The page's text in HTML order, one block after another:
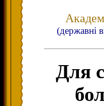
(державні
Для